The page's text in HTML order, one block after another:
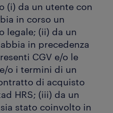
(i) da un utente con
in corso un
legale; (ii) da un
in precedenza
CGV e/o le
o i termini di un
di acquisto
HRS; (iii) da un
stato coinvolto in